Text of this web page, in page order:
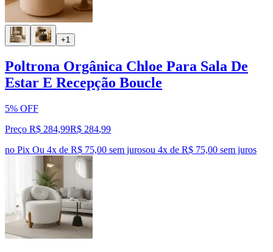
+1
Poltrona Orgânica Chloe Para Sala De
Estar E Recepção Boucle
5% OFF
Preço R$ 284,99R$ 284,99
no Pix Ou 4x de R$ 75,00 sem jurosou 4x de R$ 75,00 sem juros